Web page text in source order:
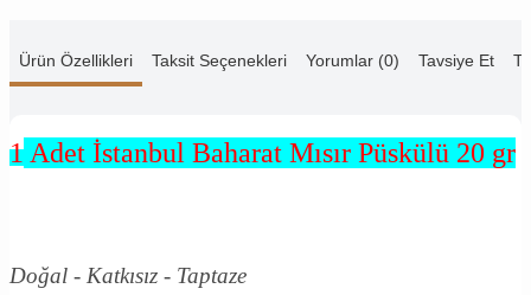
Ürün Özellikleri Taksit Seçenekleri Yorumlar (0) Tavsiye Et
1Adet İstanbul Baharat Mısır Püskülü 20 gr
Doğal - Katkısız - Taptaze